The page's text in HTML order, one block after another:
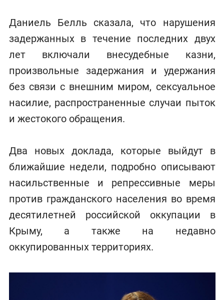
Даниель Белль сказала, что нарушения
задержанных в течение последних двух
лет включали внесудебные казни,
произвольные задержания и удержания
без связи с внешним миром, сексуальное
насилие, распространенные случаи пыток
и жестокого обращения.
Два новых доклада, которые выйдут в
ближайшие недели, подробно описывают
насильственные и репрессивные меры
против гражданского населения во время
десятилетней российской оккупации в
Крыму, а также на недавно
оккупированных территориях.